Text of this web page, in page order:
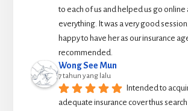
to each of us and helped us go online
everything. It was a very good
happy to have her as our insurance
recommended.
Wong See Mun
7 tahun yang lalu
Intended to
adequate insurance cover thus